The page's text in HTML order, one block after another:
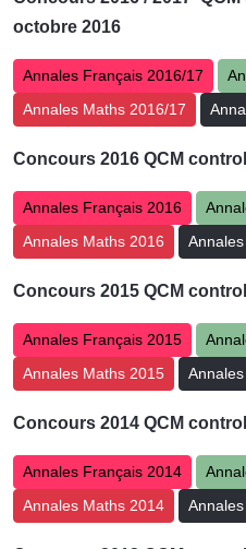
octobre 2016
Annales Français 2016/17
Annales Maths 2016/17
Concours 2016 QCM
Annales Français 2016
Annales Maths 2016
Concours 2015 QCM
Annales Français 2015
Annales Maths 2015
Concours 2014 QCM
Annales Français 2014
Annales Maths 2014